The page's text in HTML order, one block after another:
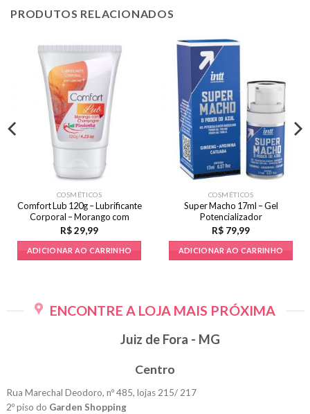
PRODUTOS RELACIONADOS
COSMÉTICOS
Comfort Lub 120g – Lubrificante
Corporal – Morango com
Champagne
R$29,99
ADICIONAR AO CARRINHO
COSMÉTICOS
Super Macho 17ml – Gel
Potencializador
R$ 79,99
ADICIONAR AO CARRINHO
ENCONTRE A LOJA MAIS PRÓXIMA
Juiz de Fora - MG
Centro
Rua Marechal Deodoro, nº 485, lojas 215/ 217
2º piso do Garden Shopping